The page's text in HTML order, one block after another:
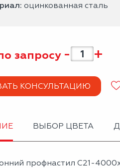
оцинкованная сталь
запросу - +
КОНСУЛЬТАЦИЮ
ВЫБОР ЦВЕТА
профнастил С21-